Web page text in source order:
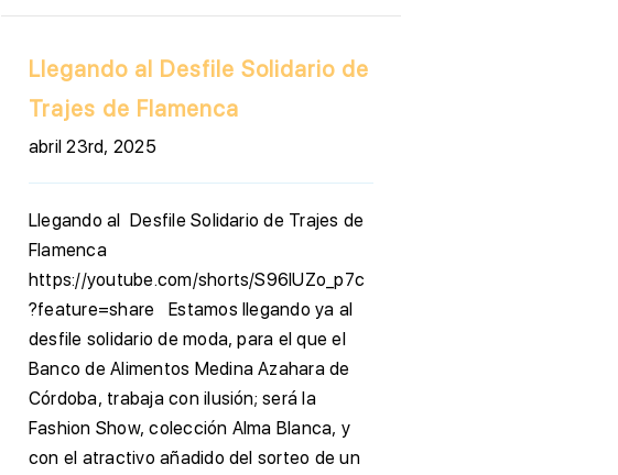
Llegando al Desfile Solidario de
Trajes de Flamenca
abril 23rd, 2025
Llegando al Desfile Solidario de Trajes de
Flamenca
https://youtube.com/shorts/S96IUZo_p7c
?feature=share Estamos llegando ya al
desfile solidario de moda, para el que el
Banco de Alimentos Medina Azahara de
Córdoba, trabaja con ilusión; será la
Fashion Show, colección Alma Blanca, y
con el atractivo añadido del sorteo de un